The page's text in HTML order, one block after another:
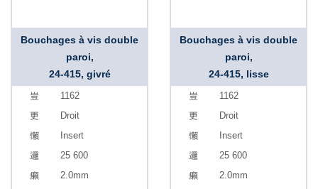
Bouchages à vis double
paroi,
24-415, givré
1162
Droit
Insert
25 600
2.0mm
Bouchages à vis double
paroi,
24-415, lisse
1162
Droit
Insert
25 600
2.0mm